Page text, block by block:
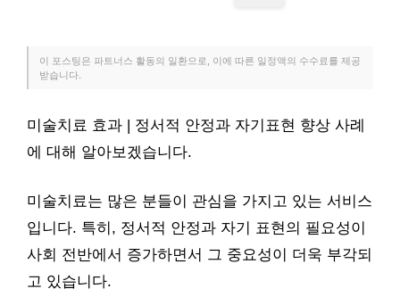
이 포스팅은 파트너스 활동의 일환으로, 이에 따른 일정액의 수수료를 제공
받습니다.
미술치료 효과 | 정서적 안정과 자기표현 향상 사례
에 대해 알아보겠습니다.
미술치료는 많은 분들이 관심을 가지고 있는 서비스
입니다. 특히, 정서적 안정과 자기 표현의 필요성이
사회 전반에서 증가하면서 그 중요성이 더욱 부각되
고 있습니다.